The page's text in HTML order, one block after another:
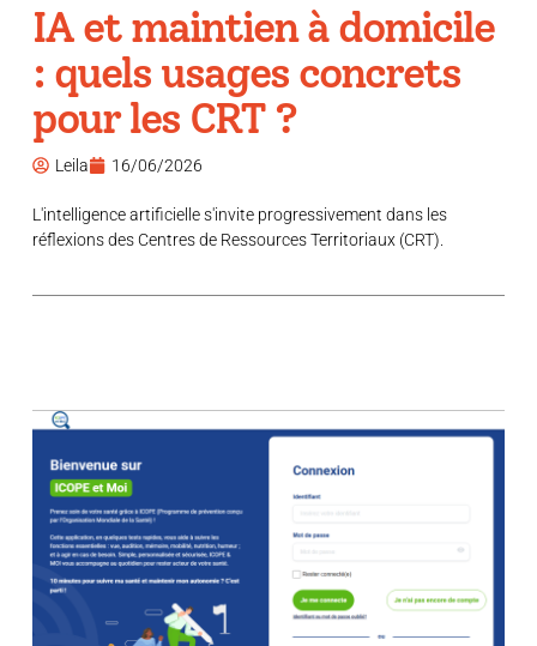
IA et maintien à domicile
: quels usages concrets
pour les CRT ?
Leila 16/06/2026
L'intelligence artificielle s'invite progressivement dans les
réflexions des Centres de Ressources Territoriaux (CRT).